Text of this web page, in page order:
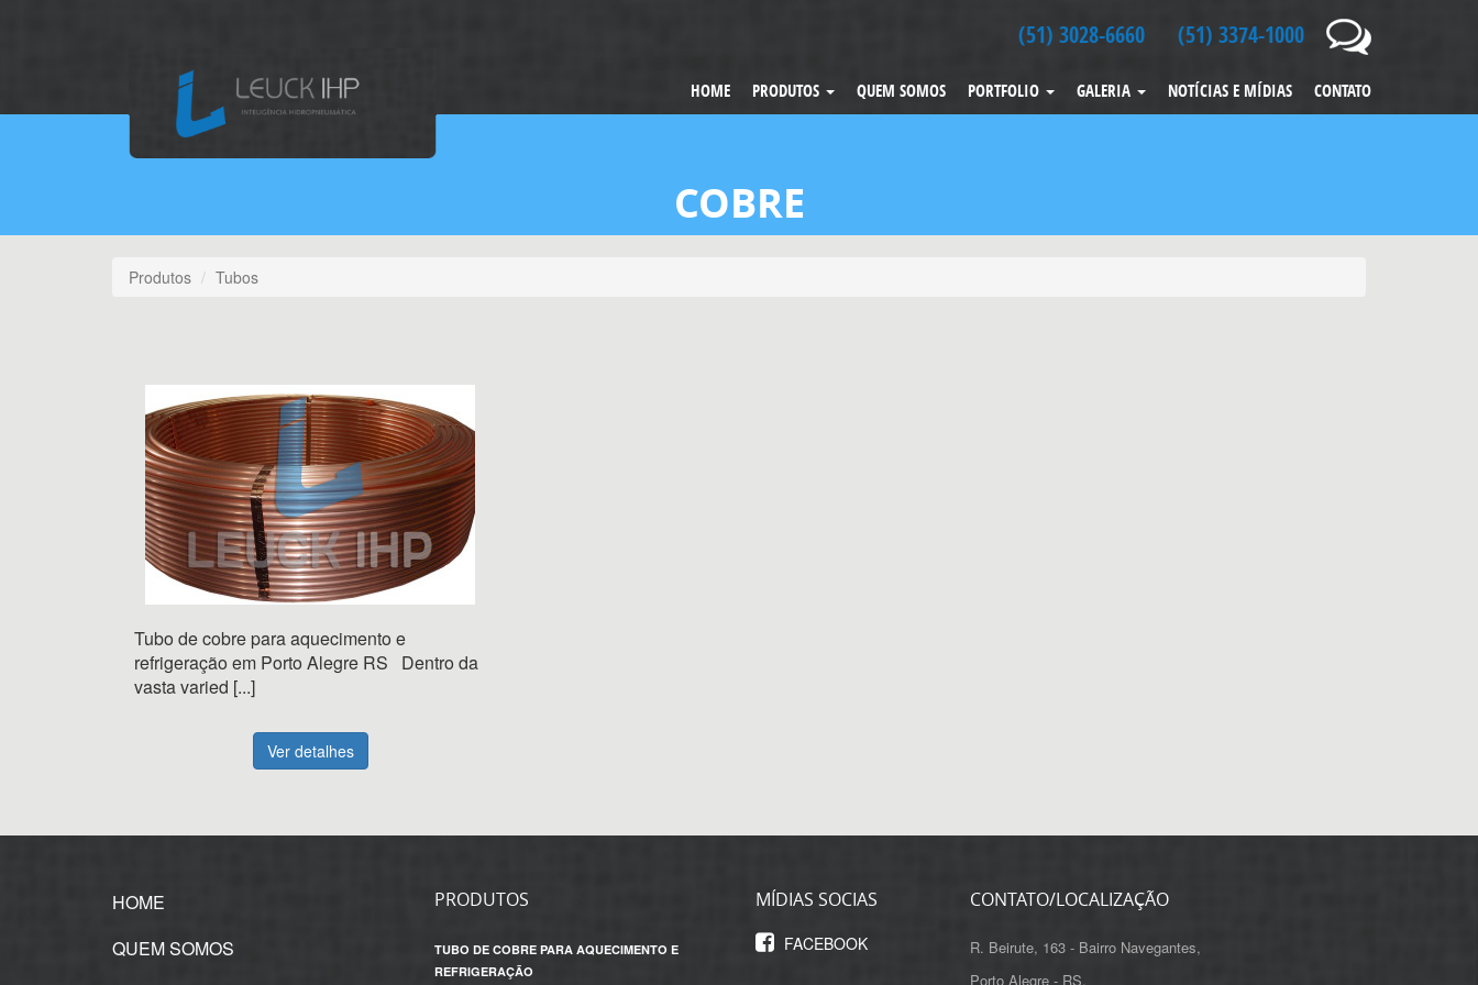
(51) 3028-6660 (51) 3374-1000
HOME PRODUTOS QUEM SOMOS PORTFOLIO GALERIA NOTÍCIAS E MÍDIAS CONTATO
COBRE
Produtos Tubos
Tubo de cobre para aquecimento e
refrigeração em Porto Alegre RS Dentro da
vasta varied [...]
Ver detalhes
HOME
QUEM SOMOS
PRODUTOS
TUBO DE COBRE PARA AQUECIMENTO E
REFRIGERAÇÃO
MÍDIAS SOCIAS
FACEBOOK
CONTATO/LOCALIZAÇÃO
R. Beirute, 163 - Bairro Navegantes,
Porto Alegre - RS,